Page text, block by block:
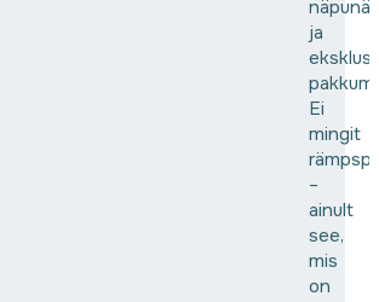
ja
Ei
mingit
–
ainult
see,
mis
on